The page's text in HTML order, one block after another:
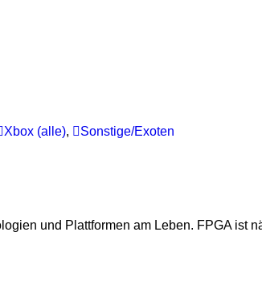
Xbox (alle),
Sonstige/Exoten
und Plattformen am Leben. FPGA ist